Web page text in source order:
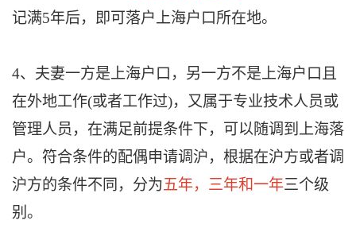
记满5年后，即可落户上海户口所在地。
4、夫妻一方是上海户口，另一方不是上海户口且
在外地工作(或者工作过)，又属于专业技术人员或
管理人员，在满足前提条件下，可以随调到上海落
户。符合条件的配偶申请调沪，根据在沪方或者调
沪方的条件不同，分为五年，三年和一年三个级
别。